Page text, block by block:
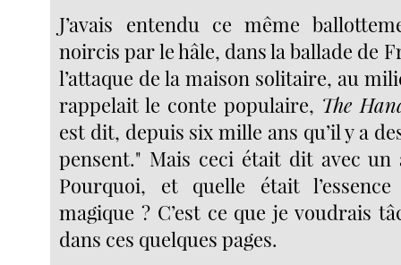
J’avais entendu ce même
noircis par le hâle, dans la ballade de
l’attaque de la maison solitaire, au
rappelait le conte populaire, The
est dit, depuis six mille ans qu’il y a
pensent." Mais ceci était dit avec un
Pourquoi, et quelle était
magique ? C’est ce que je voudrais
dans ces quelques pages.